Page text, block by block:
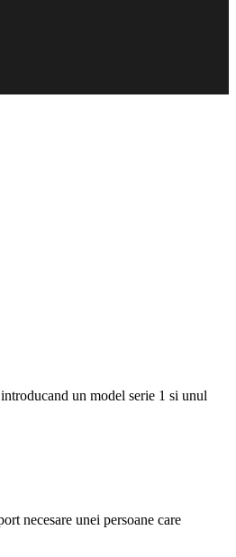
un model serie 1 si unul
necesare unei persoane care